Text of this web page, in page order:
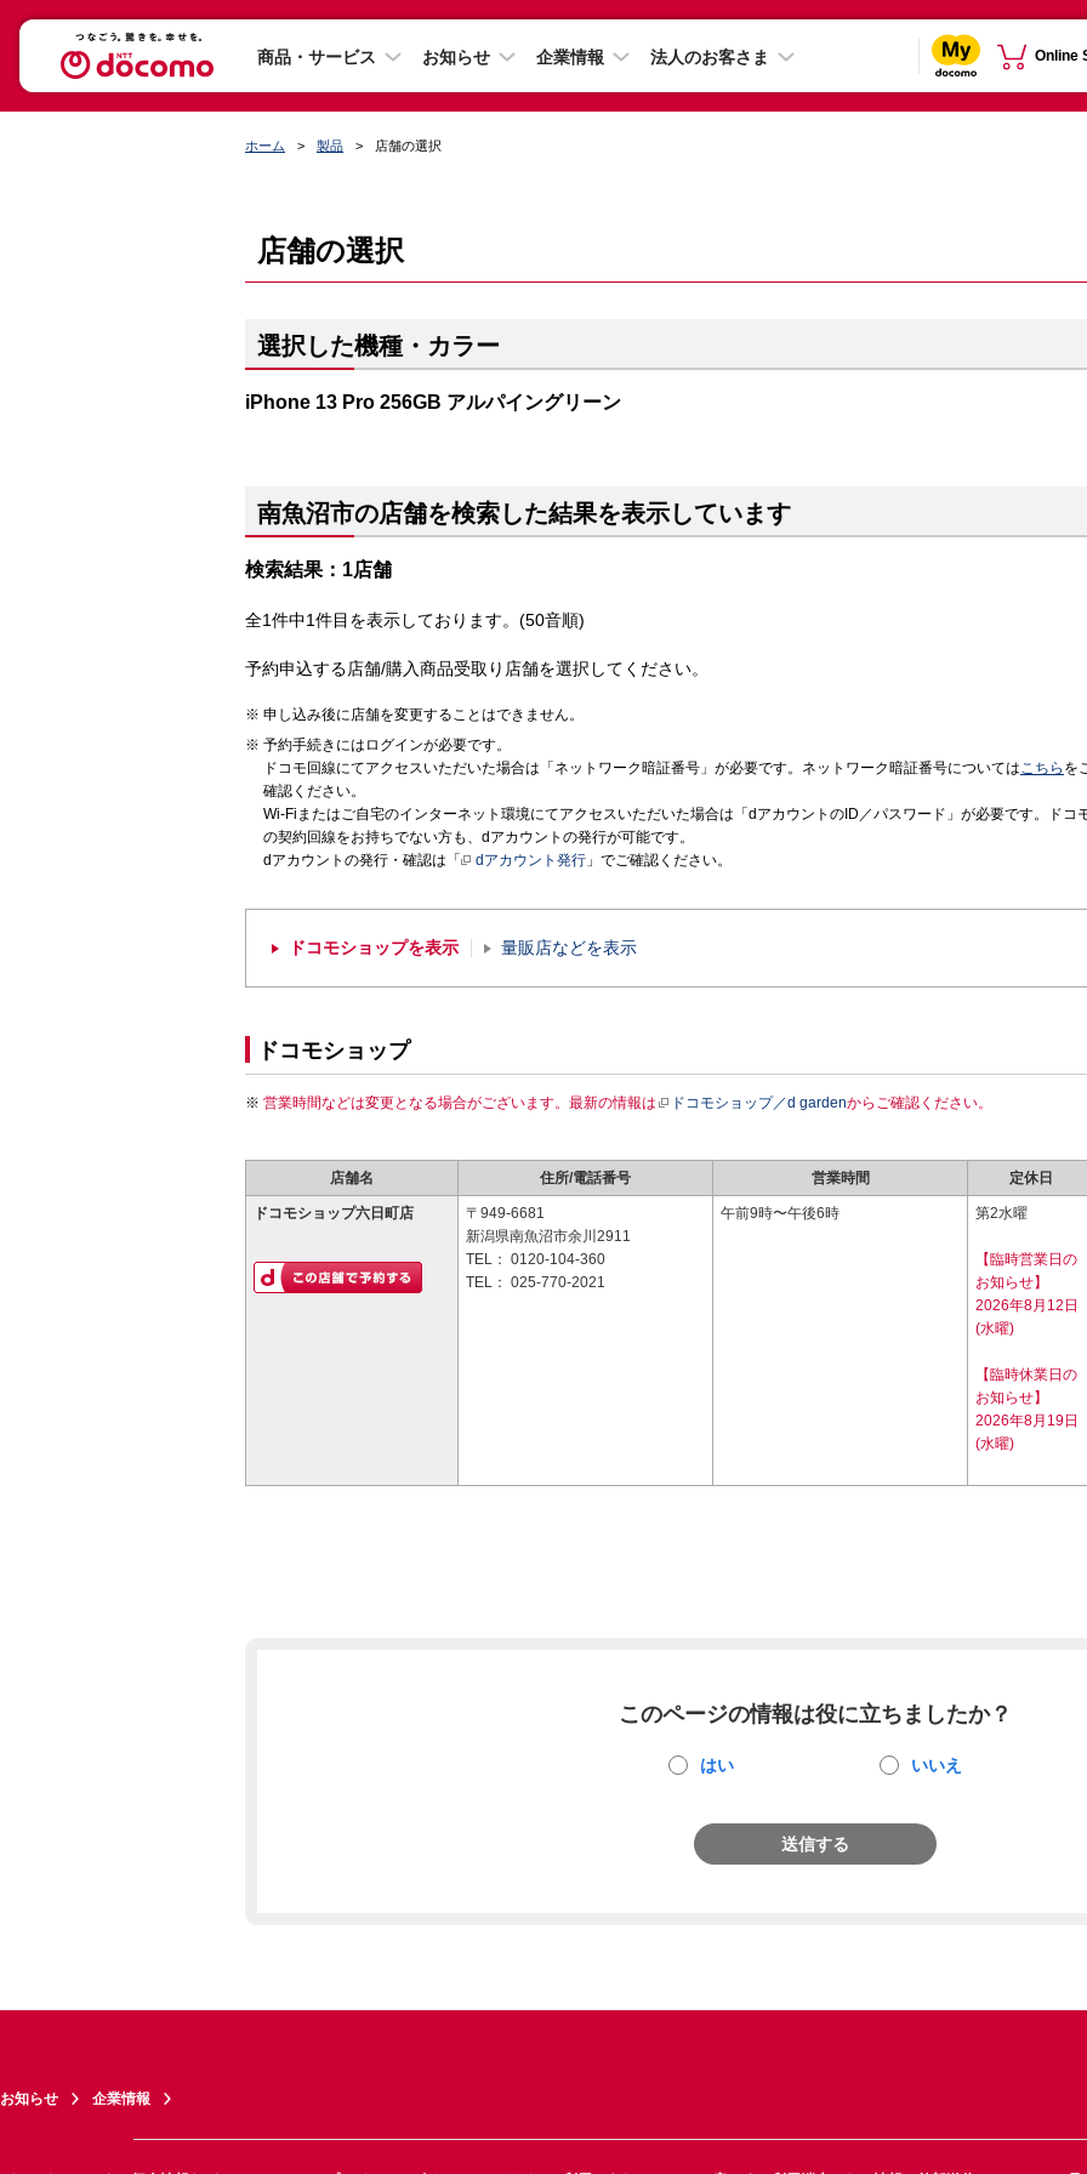
商品・サービス お知らせ 企業情報 法人のお客さま Online
ホーム 製品 店舗の選択
店舗の選択
選択した機種・カラー
iPhone 13 Pro 256GB アルパイングリーン
南魚沼市の店舗を検索した結果を表示しています
検索結果：1店舗
全1件中1件目を表示しております。(50音順)
予約申込する店舗/購入商品受取り店舗を選択してください。
申し込み後に店舗を変更することはできません。
予約手続きにはログインが必要です。
ドコモ回線にてアクセスいただいた場合は「ネットワーク暗証番号」が必要です。ネットワーク暗証番号についてはこちら を
確認ください。
Wi-Fiまたはご自宅のインターネット環境にてアクセスいただいた場合は「dアカウントのID／パスワード」が必要です。ドコ
の契約回線をお持ちでない方も、dアカウントの発行が可能です。
dアカウントの発行・確認は「
dアカウント発行 」でご確認ください。
ドコモショップを表示 量販店などを表示
ドコモショップ
営業時間などは変更となる場合がございます。最新の情報は ドコモショップ／d gardenからご確認ください。
店舗名 住所/電話番号 営業時間 定休日
ドコモショップ六日町店
〒949-6681
新潟県南魚沼市余川2911
TEL： 0120-104-360
TEL： 025-770-2021
午前9時〜午後6時 第2水曜
【臨時営業日の
お知らせ】
2026年8月12日
(水曜)
【臨時休業日の
お知らせ】
2026年8月19日
(水曜)
このページの情報は役に立ちましたか？
はい いいえ
送信する
お知らせ 企業情報